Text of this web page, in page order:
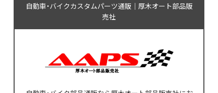
自動車・バイクカスタムパーツ通販｜厚木オート部品販
売社